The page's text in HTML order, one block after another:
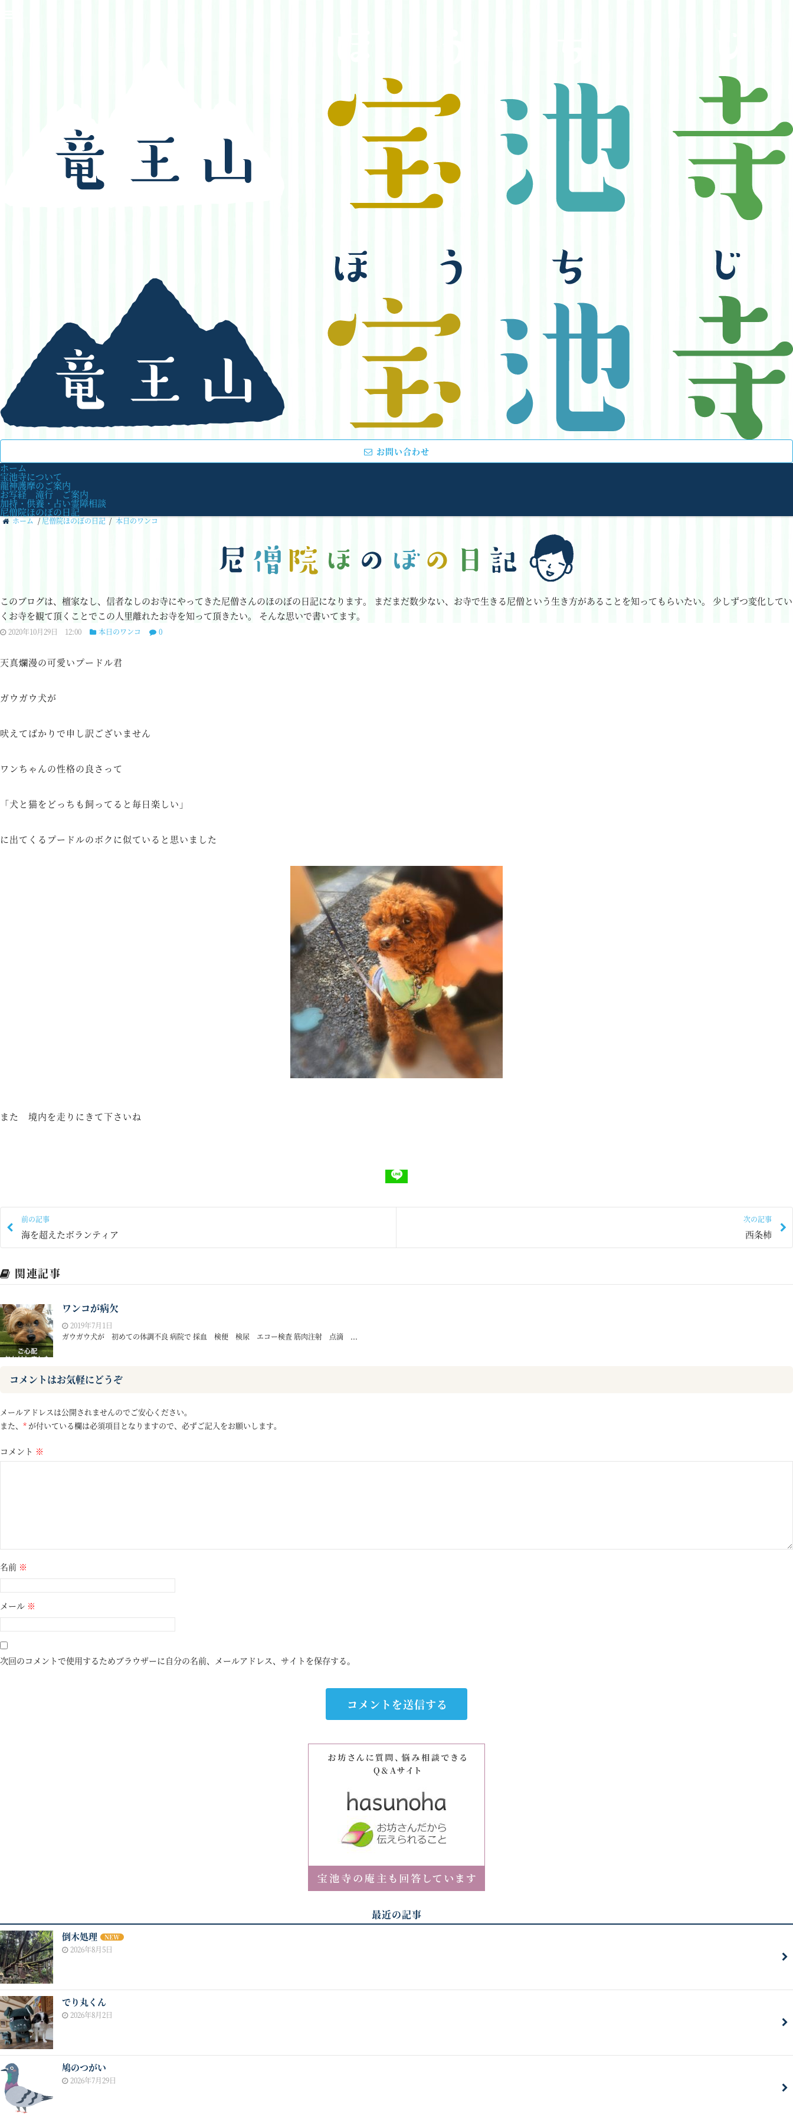
お問い合わせ
ホーム
宝池寺について
龍神護摩のご案内
お写経 滝行 ご案内
加持・供養・占い霊障相談
尼僧院ほのぼの日記
ホーム /尼僧院ほのぼの日記 / 本日のワンコ
このブログは、檀家なし、信者なしのお寺にやってきた尼僧さんのほのぼの日記になります。 まだまだ数少ない、お寺で生きる尼僧という生き方があることを知ってもらいたい。
少しずつ変化してい
くお寺を観て頂くことでこの人里離れたお寺を知って頂きたい。 そんな思いで書いてます。
2020年10月29日 12:00 本日のワンコ 0
天真爛漫の可愛いプードル君
ガウガウ犬が
吠えてばかりで申し訳ございません
ワンちゃんの性格の良さって
「犬と猫をどっちも飼ってると毎日楽しい」
に出てくるプードルのボクに似ていると思いました
また 境内を走りにきて下さいね
前の記事
海を超えたボランティア
次の記事
西条柿
関連記事
ワンコが病欠
2019年7月1日
ガウガウ犬が 初めての体調不良 病院で 採血 検便 検尿 エコー検査 筋肉注射 点滴 ...
コメントはお気軽にどうぞ
メールアドレスは公開されませんのでご安心ください。
また、 * が付いている欄は必須項目となりますので、必ずご記入をお願いします。
コメント ※
名前 ※
メール ※
次回のコメントで使用するためブラウザーに自分の名前、メールアドレス、サイトを保存する。
最近の記事
倒木処理 NEW
2026年8月5日
でり丸くん
2026年8月2日
鳩のつがい
2026年7月29日